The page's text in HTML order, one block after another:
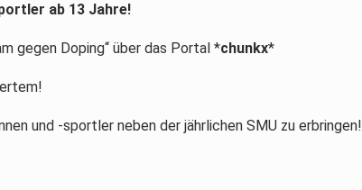
ab 13 Jahre!
gegen Doping“ über das Portal *chunkx*
und -sportler neben der jährlichen SMU zu erbringen!